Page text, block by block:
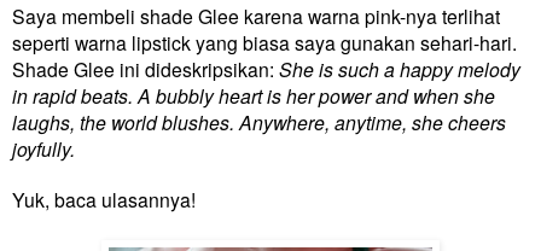
Saya membeli shade Glee karena warna pink-nya terlihat
seperti warna lipstick yang biasa saya gunakan sehari-hari.
Shade Glee ini dideskripsikan: She is such a happy melody
in rapid beats. A bubbly heart is her power and when she
laughs, the world blushes. Anywhere, anytime, she cheers
joyfully.
Yuk, baca ulasannya!